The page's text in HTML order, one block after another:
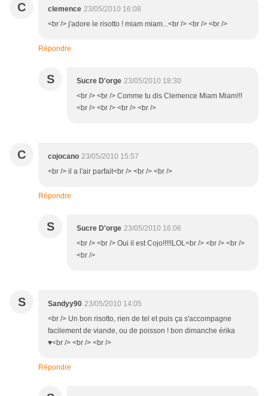
C clemence 23/05/2010 16:08
<br /> j'adore le risotto ! miam miam...<br /> <br /> <br />
Répondre
S Sucre D'orge 23/05/2010 18:30
<br /> <br /> Comme tu dis Clemence Miam Miam!!!
<br /> <br /> <br /> <br />
C cojocano 23/05/2010 15:57
<br /> il a l'air parfait<br /> <br /> <br />
Répondre
S Sucre D'orge 23/05/2010 16:06
<br /> <br /> Oui il est Cojo!!!!!LOL<br /> <br /> <br />
<br />
S Sandyy90 23/05/2010 14:05
<br /> Un bon risotto, rien de tel et puis ça s'accompagne
facilement de viande, ou de poisson ! bon dimanche érika
♥<br /> <br /> <br />
Répondre